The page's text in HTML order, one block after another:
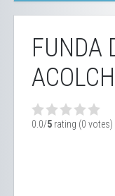
FUNDA
0.0/5 rating (0 votes)